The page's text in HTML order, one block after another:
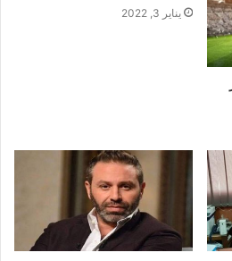
يناير 3, 2022